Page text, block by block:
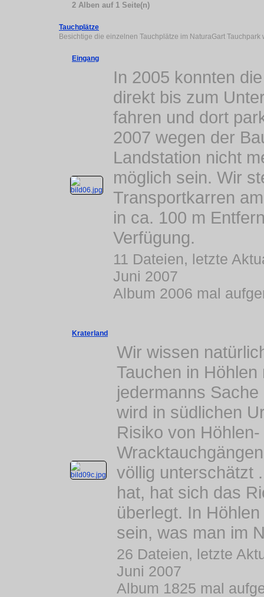
2 Alben auf 1 Seite(n)
Tauchplätze
Besichtige die einzelnen Tauchplätze im NaturaGart
Eingang
In 2005 konnten
direkt bis zum
fahren und dort
2007 wegen der
Landstation nicht
möglich sein. Wir
Transportkarren
in ca. 100 m
Verfügung.
11 Dateien, letzte
Juni 2007
Album 2006 mal
Kraterland
Wir wissen
Tauchen in Höhlen
jedermanns
wird in südlichen
Risiko von
völlig unterschätzt
hat, hat sich das
überlegt. In
sein, was man im
26 Dateien, letzte
Juni 2007
Album 1825 mal